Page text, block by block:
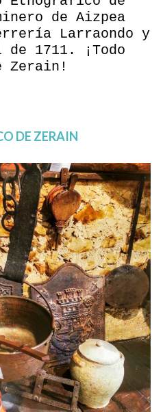
de Aizpea
Larraondo y
1711. ¡Todo
DE ZERAIN